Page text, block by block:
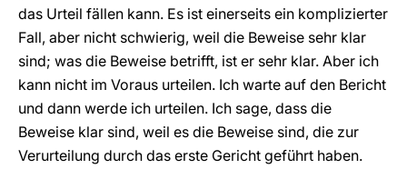
das Urteil fällen kann. Es ist einerseits ein komplizierter
Fall, aber nicht schwierig, weil die Beweise sehr klar
sind; was die Beweise betrifft, ist er sehr klar. Aber ich
kann nicht im Voraus urteilen. Ich warte auf den Bericht
und dann werde ich urteilen. Ich sage, dass die
Beweise klar sind, weil es die Beweise sind, die zur
Verurteilung durch das erste Gericht geführt haben.